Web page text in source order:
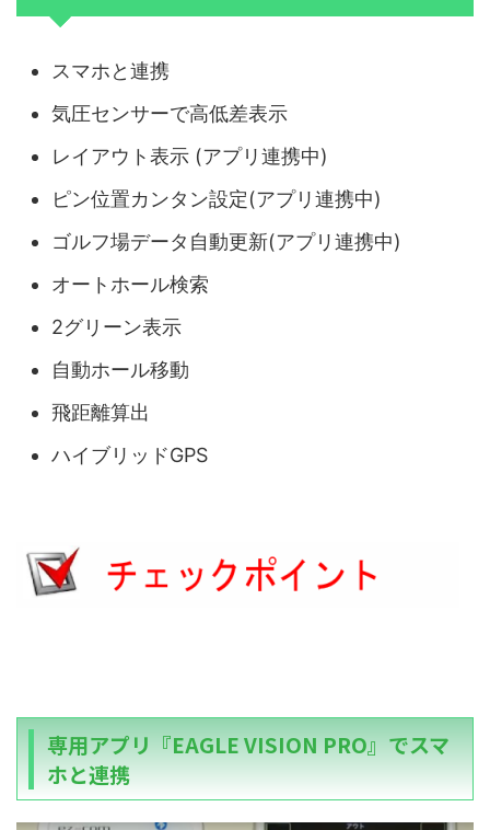
スマホと連携
気圧センサーで高低差表示
レイアウト表示 (アプリ連携中)
ピン位置カンタン設定(アプリ連携中)
ゴルフ場データ自動更新(アプリ連携中)
オートホール検索
2グリーン表示
自動ホール移動
飛距離算出
ハイブリッドGPS
専用アプリ『EAGLE VISION PRO』でスマ
ホと連携